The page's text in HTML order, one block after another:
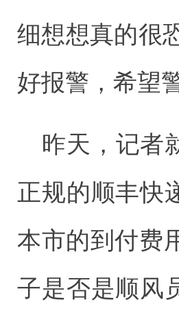
细想想真的很
好报警，希望
昨天，记者
正规的顺丰快
本市的到付费
子是否是顺风